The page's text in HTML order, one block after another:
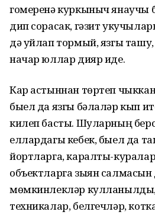
гомеренә куркыныч янаучы
дип сорасак, гәзит
дә уйлап тормый, язгы
начар юллар дияр иде.
Кар астыннан төртеп
быел да язгы бәлаләр кып
килеп басты. Шуларның
еллардагы кебек, быел да
йортларга, каралты-
объектларга зыян
мөмкинлекләр
техникалар, белгечләр,